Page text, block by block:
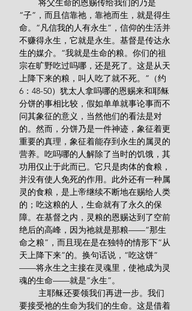
“子”，而且信靠祂，靠祂而生，就是得生
命。“凡信我的人有永生”，信仰的生活并
不赚得永生，它就是永生。基督是传达永
生的媒介。“我就是生命的粮。你们的祖
宗在旷野吃过吗哪，还是死了。这是从天
上降下来的粮，叫人吃了就不死。”（约
6：48-50）犹太人拿吗哪的恩赐来和耶稣
分饼的事相比较，假如单单就事论事而不
问其象征的意义，当然他们的看法是对
的。然而，分饼乃是一件神迹，象征着更
重要的真理，象征着能存到永生的属灵的
营养。吃吗哪的人解除了当时的饥饿，其
功用仅止于此而已。它只是肉体的食粮，
并没有使人免死的作用。此外还有一种属
灵的食粮，是上帝继续不断地在赐给人类
的；吃这粮的人，生命就有了永久的保
障。在基督之内，灵粮的恩赐达到了空前
绝后的高峰，因为祂就是那粮——“那生
命之粮”，而且现在是在独特的情形下“从
天上降下来”的。换句话说，“吃这饼”
——将永生之主接在灵魂里，使祂成为灵
魂的生命——就是“永生”。
要接受祂的生命为我们的生命。这是借着